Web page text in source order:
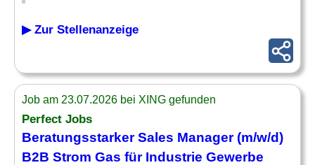
▶ Zur Stellenanzeige
Job am 23.07.2026 bei XING gefunden
Perfect Jobs
Beratungsstarker Sales Manager (m/w/d)
B2B Strom Gas für Industrie Gewerbe